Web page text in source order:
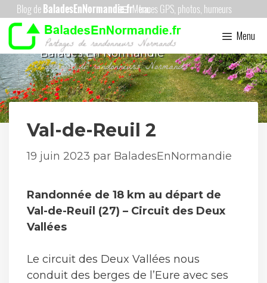
Aller
au
contenu
Menu
Menu
Balades En Normandie
Val-de-Reuil 2
19 juin 2023 par BaladesEnNormandie
Randonnée de 18 km au départ de
Val-de-Reuil (27) – Circuit des Deux
Vallées
Le circuit des Deux Vallées nous
conduit des berges de l’Eure avec ses